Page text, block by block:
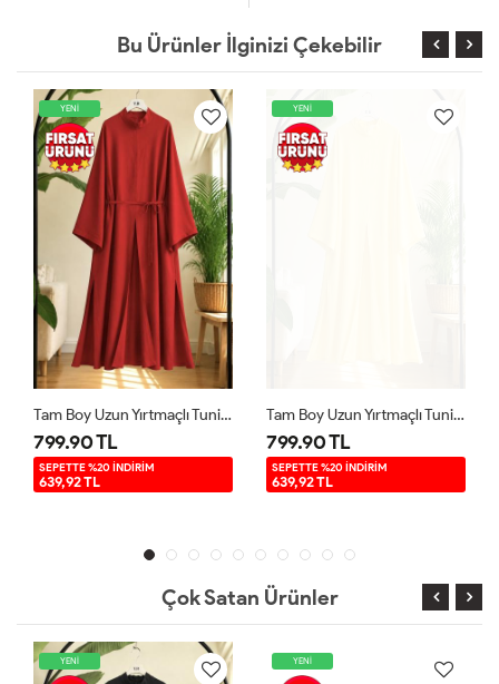
Bu Ürünler İlginizi Çekebilir
YENİ
Tam Boy Uzun Yırtmaçlı Tunik Kırmızı YR9580
799.90 TL
SEPETTE %20 İNDİRİM
639,92 TL
YENİ
Tam Boy Uzun Yırtmaçlı Tunik Sarı YR9580
799.90 TL
SEPETTE %20 İNDİRİM
639,92 TL
Çok Satan Ürünler
YENİ YENİ